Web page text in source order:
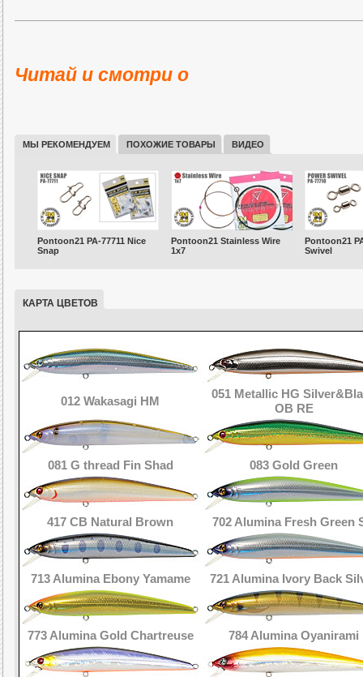
положение подвижных
приводнении (1а) и
Читай и смотри о
МЫ РЕКОМЕНДУЕМ ПОХОЖИЕ ТОВАРЫ ВИДЕО
Pontoon21 PA-77711 Nice
Snap
Pontoon21 Stainless Wire
1x7
Pontoon21
Swivel
КАРТА ЦВЕТОВ
012 Wakasagi HM
051 Metallic HG
OB RE
081 G thread Fin Shad 083 Gold Green
417 CB Natural Brown 702 Alumina Fresh Green
713 Alumina Ebony Yamame 721 Alumina Ivory Back
773 Alumina Gold Chartreuse 784 Alumina Oyanirami